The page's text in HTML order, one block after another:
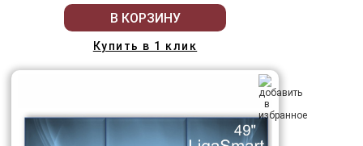
В КОРЗИНУ
Купить в 1 клик